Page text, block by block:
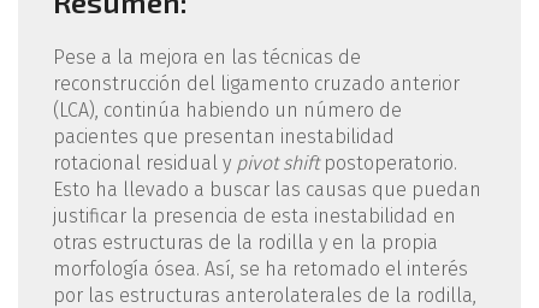
Pese a la mejora en las técnicas de
reconstrucción del ligamento cruzado anterior
(LCA), continúa habiendo un número de
pacientes que presentan inestabilidad
rotacional residual y pivot shiftpostoperatorio.
Esto ha llevado a buscar las causas que puedan
justificar la presencia de esta inestabilidad en
otras estructuras de la rodilla y en la propia
morfología ósea. Así, se ha retomado el interés
por las estructuras anterolaterales de la rodilla,